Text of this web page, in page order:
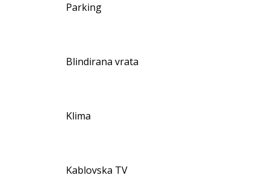
Parking
Blindirana vrata
Klima
Kablovska TV